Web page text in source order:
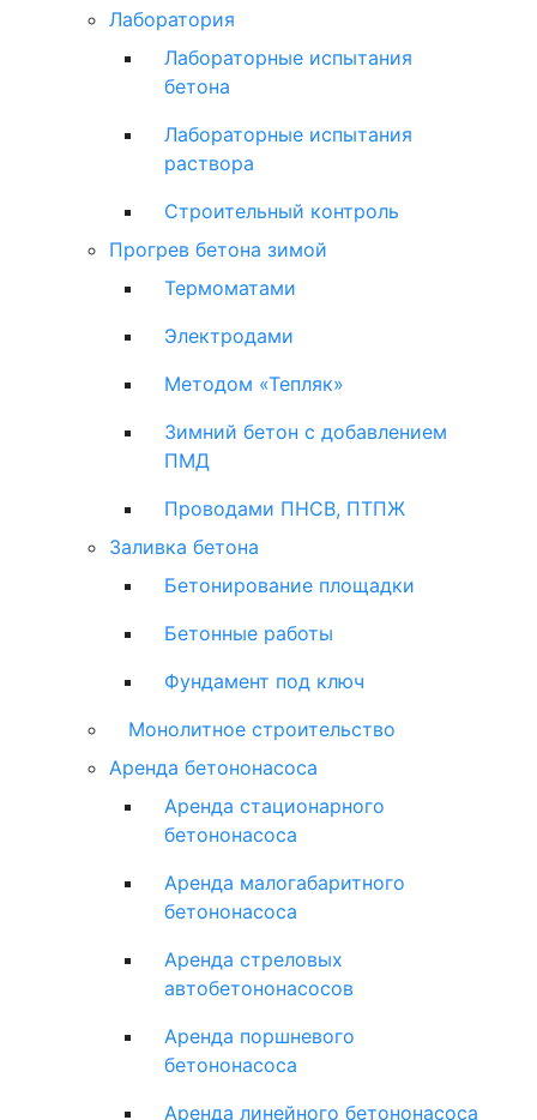
Лаборатория
Лабораторные испытания
бетона
Лабораторные испытания
раствора
Строительный контроль
Прогрев бетона зимой
Термоматами
Электродами
Методом «Тепляк»
Зимний бетон с добавлением
ПМД
Проводами ПНСВ, ПТПЖ
Заливка бетона
Бетонирование площадки
Бетонные работы
Фундамент под ключ
Монолитное строительство
Аренда бетононасоса
Аренда стационарного
бетононасоса
Аренда малогабаритного
бетононасоса
Аренда стреловых
автобетононасосов
Аренда поршневого
бетононасоса
Аренда линейного бетононасоса